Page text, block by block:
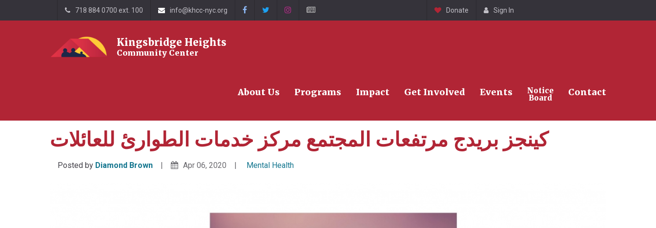
718 884 0700 ext. 100 info@khcc-nyc.org Donate Sign In
Kingsbridge Heights
Community Center
About Us Programs Impact Get Involved Events Notice
Board
Contact
كينجز بريدج مرتفعات المجتمع مركز خدمات الطوارئ للعائلات
كينجز بريدج مرتفعات المجتمع مركز خدمات الطوارئ للعائلات
Posted by Diamond Brown Apr 06, 2020 Mental Health